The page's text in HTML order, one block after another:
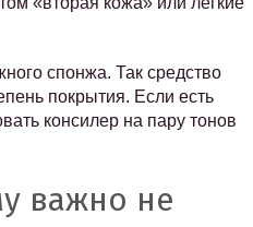
спонжа. Так средство
покрытия. Если есть
консилер на пару тонов
важно не